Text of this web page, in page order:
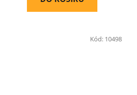
Kód: 10498